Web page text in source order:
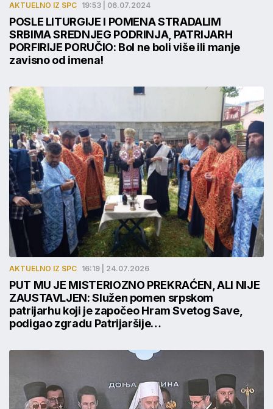
AKTUELNO IZ SPC 19:53 | 06.07.2024
POSLE LITURGIJE I POMENA STRADALIM
SRBIMA SREDNJEG PODRINJA, PATRIJARH
PORFIRIJE PORUČIO: Bol ne boli više ili manje
zavisno od imena!
AKTUELNO IZ SPC 16:19 | 24.07.2026
PUT MU JE MISTERIOZNO PREKRAĆEN, ALI NIJE
ZAUSTAVLJEN: Služen pomen srpskom
patrijarhu koji je započeo Hram Svetog Save,
podigao zgradu Patrijaršije…